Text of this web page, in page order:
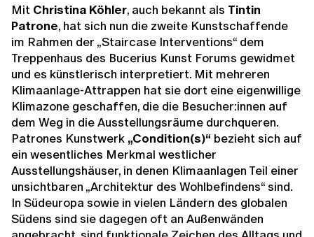
Mit Christina Köhler, auch bekannt als Tintin
Patrone, hat sich nun die zweite Kunstschaffende
im Rahmen der „Staircase Interventions“ dem
Treppenhaus des Bucerius Kunst Forums gewidmet
und es künstlerisch interpretiert. Mit mehreren
Klimaanlage-Attrappen hat sie dort eine eigenwillige
Klimazone geschaffen, die die Besucher:innen auf
dem Weg in die Ausstellungsräume durchqueren.
Patrones Kunstwerk „Condition(s)“ bezieht sich auf
ein wesentliches Merkmal westlicher
Ausstellungshäuser, in denen Klimaanlagen Teil einer
unsichtbaren „Architektur des Wohlbefindens“ sind.
In Südeuropa sowie in vielen Ländern des globalen
Südens sind sie dagegen oft an Außenwänden